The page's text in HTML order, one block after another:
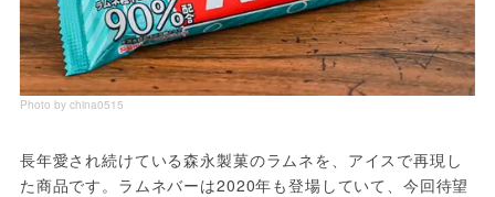
Photo by china0515
長年愛され続けている森永製菓のラムネを、アイスで再現し
た商品です。ラムネバーは2020年も登場していて、今回待望